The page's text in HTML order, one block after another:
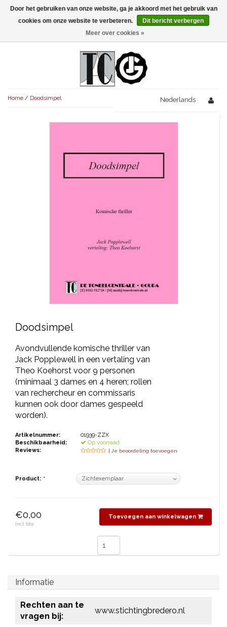
Menu
AVONDVULLEND (+75')
KORT (-30')
AVONDVULLEND (+75')
OVERIG (30'-75')
AVONDVULLEND (+75')
SPEKTAKELSTUKKEN
THEATERBOEKEN
SKETCHES
Home / Doodsimpel Nederlands
Doodsimpel
Avondvullende komische thriller van
Jack Popplewell in een vertaling van
Theo Koehorst voor 9 personen
(minimaal 3 dames en 4 heren; rollen
van rechercheur en commissaris
kunnen ook door dames gespeeld
worden).
Artikelnummer:
01939-ZZX
Beschikbaarheid:
Op voorraad
Reviews:
| Je beoordeling toevoegen
Product: *
€0,00
Incl. btw
Toevoegen aan winkelwagen
Informatie
Rechten aan te
vragen bij:
www.stichtingbredero.nl
Door het gebruiken van onze website, ga je akkoord met het gebruik van
cookies om onze website te verbeteren.
Dit bericht verbergen
Meer over cookies »